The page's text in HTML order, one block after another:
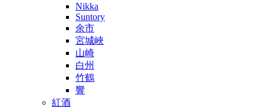
Nikka
Suntory
余市
宮城峽
山崎
白州
竹鶴
響
紅酒